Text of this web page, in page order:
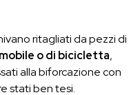
ritagliati da pezzi di
o di bicicletta,
alla biforcazione con
stati ben tesi.